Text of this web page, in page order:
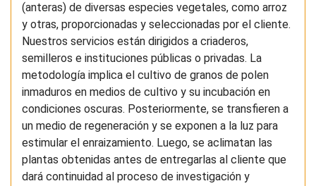
(anteras) de diversas especies vegetales, como arroz
y otras, proporcionadas y seleccionadas por el cliente.
Nuestros servicios están dirigidos a criaderos,
semilleros e instituciones públicas o privadas. La
metodología implica el cultivo de granos de polen
inmaduros en medios de cultivo y su incubación en
condiciones oscuras. Posteriormente, se transfieren a
un medio de regeneración y se exponen a la luz para
estimular el enraizamiento. Luego, se aclimatan las
plantas obtenidas antes de entregarlas al cliente que
dará continuidad al proceso de investigación y